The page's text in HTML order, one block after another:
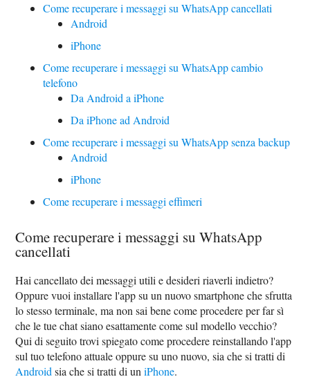
Come recuperare i messaggi su WhatsApp cancellati
Android
iPhone
Come recuperare i messaggi su WhatsApp cambio
telefono
Da Android a iPhone
Da iPhone ad Android
Come recuperare i messaggi su WhatsApp senza backup
Android
iPhone
Come recuperare i messaggi effimeri
Come recuperare i messaggi su WhatsApp
cancellati
Hai cancellato dei messaggi utili e desideri riaverli indietro?
Oppure vuoi installare l'app su un nuovo smartphone che sfrutta
lo stesso terminale, ma non sai bene come procedere per far sì
che le tue chat siano esattamente come sul modello vecchio?
Qui di seguito trovi spiegato come procedere reinstallando l'app
sul tuo telefono attuale oppure su uno nuovo, sia che si tratti di
Android sia che si tratti di uniPhone.